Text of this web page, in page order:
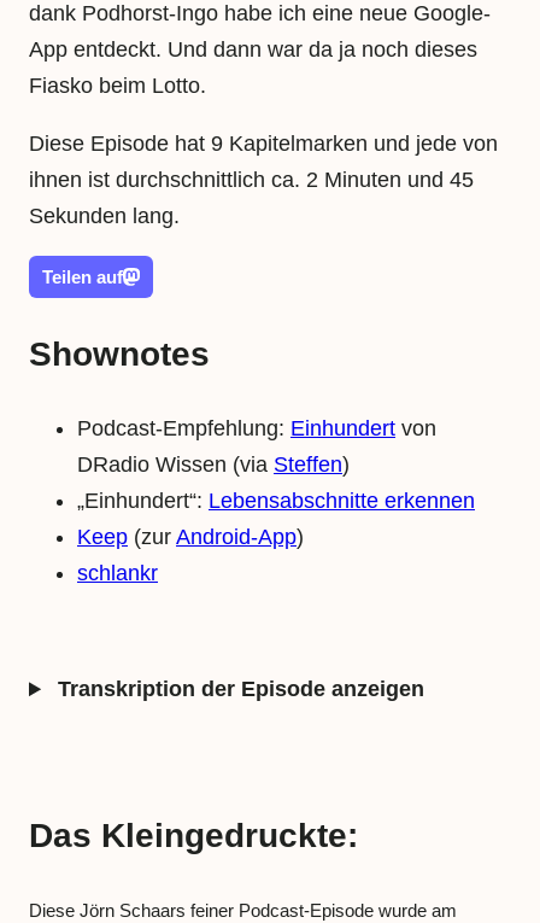
dank Podhorst-Ingo habe ich eine neue Google-
App entdeckt. Und dann war da ja noch dieses
Fiasko beim Lotto.
Diese Episode hat 9 Kapitelmarken und jede von
ihnen ist durchschnittlich ca. 2 Minuten und 45
Sekunden lang.
Teilen auf
Shownotes
Podcast-Empfehlung: Einhundert von
DRadio Wissen (via Steffen)
„Einhundert“: Lebensabschnitte erkennen
Keep (zur Android-App)
schlankr
Transkription der Episode anzeigen
Das Kleingedruckte:
Diese Jörn Schaars feiner Podcast-Episode wurde am